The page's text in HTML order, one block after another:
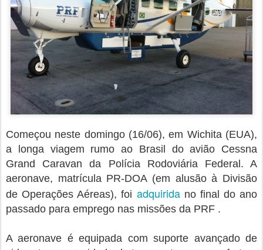
Começou neste domingo (16/06), em Wichita (EUA),
a longa viagem rumo ao Brasil do avião Cessna
Grand Caravan da Polícia Rodoviária Federal. A
aeronave, matrícula PR-DOA (em alusão à Divisão
de Operações Aéreas), foi adquiridano final do ano
passado para emprego nas missões da PRF .
A aeronave é equipada com suporte avançado de